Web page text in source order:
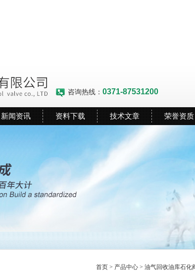
咨询热线： 0371-87531200
新闻资讯 资料下载 技术文章 荣誉资质
首页 > 产品中心 > 油气回收油库石化